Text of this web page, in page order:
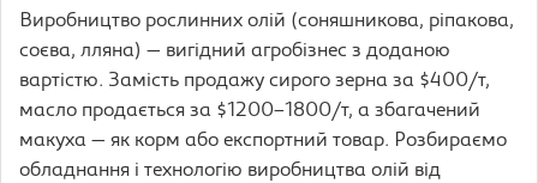
Виробництво рослинних олій (соняшникова, ріпакова,
соєва, лляна) — вигідний агробізнес з доданою
вартістю. Замість продажу сирого зерна за $400/т,
масло продається за $1200–1800/т, а збагачений
макуха — як корм або експортний товар. Розбираємо
обладнання і технологію виробництва олій від